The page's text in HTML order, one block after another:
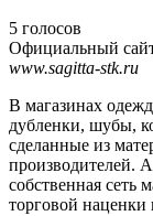
5 голосов
Официальный
www.sagitta-stk.ru
В магазинах
дубленки, шубы,
сделанные из
производителей.
собственная сеть
торговой